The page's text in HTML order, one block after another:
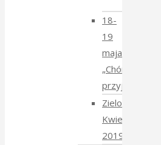
18-
19
maja
„Chór
przyjechał”
Zielony
Kwiecień
2019